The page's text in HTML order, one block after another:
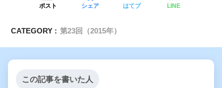
ポスト シェア はてブ LINE
CATEGORY : 第23回（2015年）
この記事を書いた人